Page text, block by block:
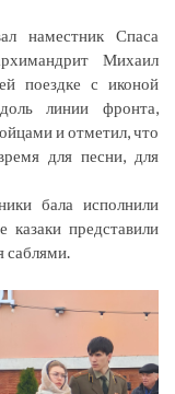
наместник Спаса
Михаил
поездке с иконой
линии фронта,
и отметил, что
для песни, для
бала исполнили
представили
саблями.